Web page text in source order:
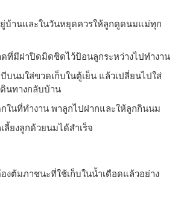
บ้านและในวันหยุดควรให้ลูกดูดนมแม่ทุก
ที่มีฝาปิดมิดชิดไว้ป้อนลูกระหว่างไปทำงาน
บนมใส่ขวดเก็บในตู้เย็น แล้วเปลี่ยนไปใส่
ดินทางกลับบ้าน
กในที่ทำงาน พาลูกไปฝากและให้ลูกกินนม
ยงลูกด้วยนมได้สำเร็จ
งต้มภาชนะที่ใช้เก็บในน้ำเดือดแล้วอย่าง